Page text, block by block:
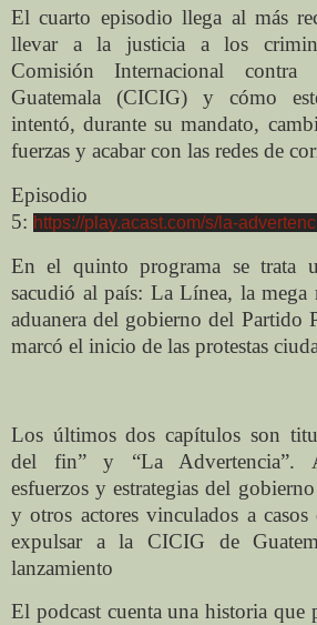
El cuarto episodio llega al más
llevar a la justicia a los
Comisión Internacional
Guatemala (CICIG) y cómo
intentó, durante su mandato,
fuerzas y acabar con las redes de
Episodio
5: https://play.acast.com/s/la-
En el quinto programa se trata
sacudió al país: La Línea, la mega
aduanera del gobierno del Partido
marcó el inicio de las protestas
Los últimos dos capítulos son
del fin” y “La Advertencia”.
esfuerzos y estrategias del
y otros actores vinculados a
expulsar a la CICIG de
lanzamiento
El podcast cuenta una historia que